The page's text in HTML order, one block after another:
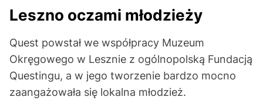
Leszno oczami młodzieży
Quest powstał we współpracy Muzeum
Okręgowego w Lesznie z ogólnopolską Fundacją
Questingu, a w jego tworzenie bardzo mocno
zaangażowała się lokalna młodzież.